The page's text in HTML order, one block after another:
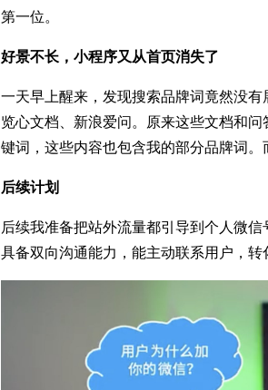
第一位。
好景不长，小程序又从首页消失了
一天早上醒来，发现搜索品牌词竟然没
览心文档、新浪爱问。原来这些文档和
键词，这些内容也包含我的部分品牌词。
后续计划
后续我准备把站外流量都引导到个人微
具备双向沟通能力，能主动联系用户，